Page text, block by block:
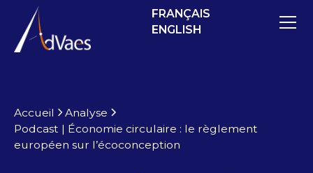
FRANÇAIS
ENGLISH
Accueil
Analyse
Podcast | Économie circulaire : le règlement
européen sur l’écoconception